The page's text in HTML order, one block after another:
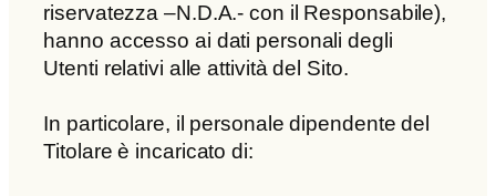
riservatezza –N.D.A.- con il Responsabile),
hanno accesso ai dati personali degli
Utenti relativi alle attività del Sito.
In particolare, il personale dipendente del
Titolare è incaricato di: